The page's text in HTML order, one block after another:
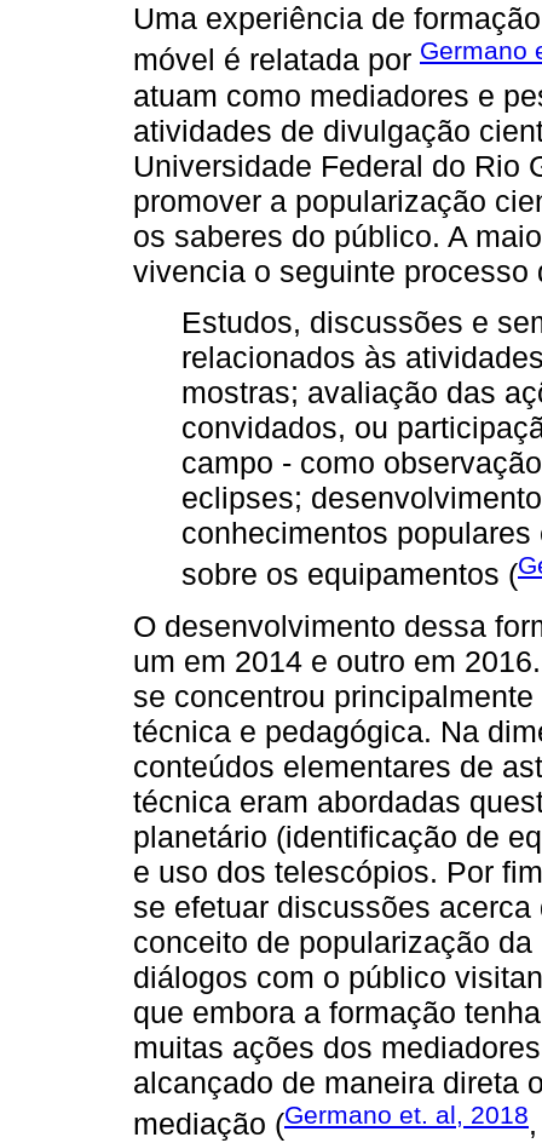
Uma experiência de
móvel é relatada por Germano
atuam como mediadores e
atividades de divulgação
Universidade Federal do Rio
promover a popularização
os saberes do público. A
vivencia o seguinte processo
Estudos, discussões e
relacionados às
mostras; avaliação das
convidados, ou
campo - como
eclipses;
conhecimentos
sobre os equipamentos (
O desenvolvimento dessa
um em 2014 e outro em
se concentrou
técnica e pedagógica. Na
conteúdos elementares de
técnica eram abordadas
planetário (identificação de
e uso dos telescópios. Por
se efetuar discussões
conceito de popularização
diálogos com o público
que embora a formação
muitas ações dos
alcançado de maneira direta
mediação (Germano et. al, 2018